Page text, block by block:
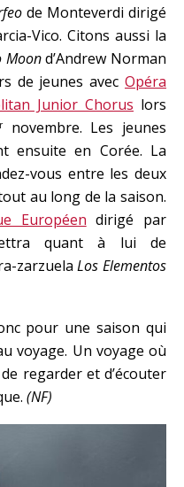
de Monteverdi dirigé
Vico. Citons aussi la
Moond’Andrew Norman
de jeunes avec Opéra
Junior Chorus lors
novembre. Les jeunes
ensuite en Corée. La
vous entre les deux
au long de la saison.
Européen dirigé par
quant à lui de
zarzuelaLos Elementos
pour une saison qui
voyage. Un voyage où
regarder et d’écouter
(NF)